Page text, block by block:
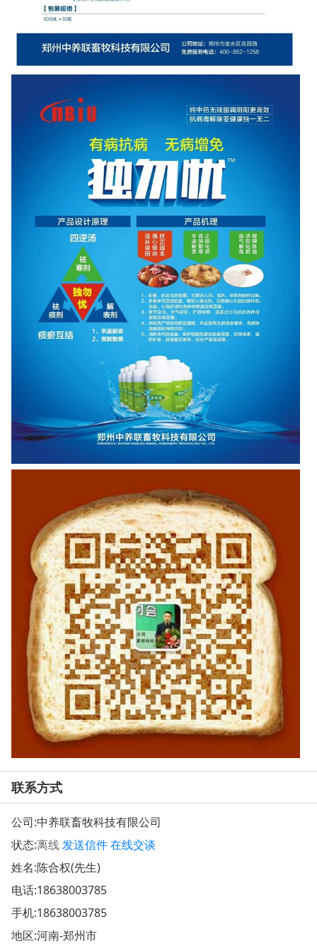
联系方式
公司:中养联畜牧科技有限公司
状态:离线发送信件在线交谈
姓名:陈合权(先生)
电话:18638003785
手机:18638003785
地区:河南-郑州市